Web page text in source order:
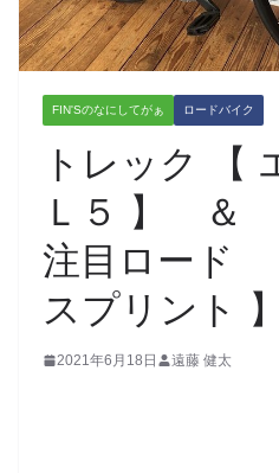
FIN'Sのなにしてがぁ ロードバイク
トレック 【
Ｌ５ 】 ＆
注目ロード
スプリント
2021年6月18日 遠藤 健太